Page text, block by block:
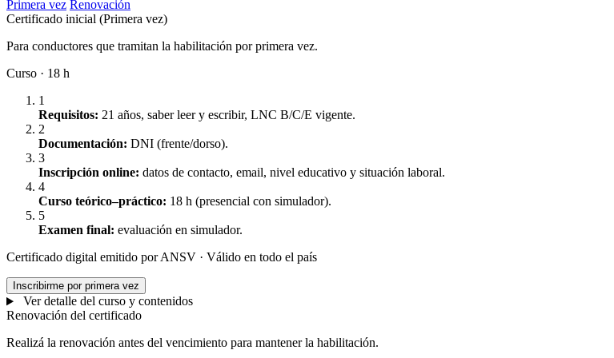
Primera vez Renovación
Certificado inicial (Primera vez)
Para conductores que tramitan la habilitación por primera vez.
Curso · 18 h
1
Requisitos: 21 años, saber leer y escribir, LNC B/C/E vigente.
2
Documentación: DNI (frente/dorso).
3
Inscripción online: datos de contacto, email, nivel educativo y situación laboral.
4
Curso teórico–práctico: 18 h (presencial con simulador).
5
Examen final: evaluación en simulador.
Certificado digital emitido por ANSV · Válido en todo el país
Inscribirme por primera vez
Ver detalle del curso y contenidos
Renovación del certificado
Realizá la renovación antes del vencimiento para mantener la habilitación.